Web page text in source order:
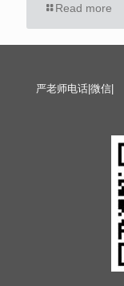
Read more
严老师电话|微信|